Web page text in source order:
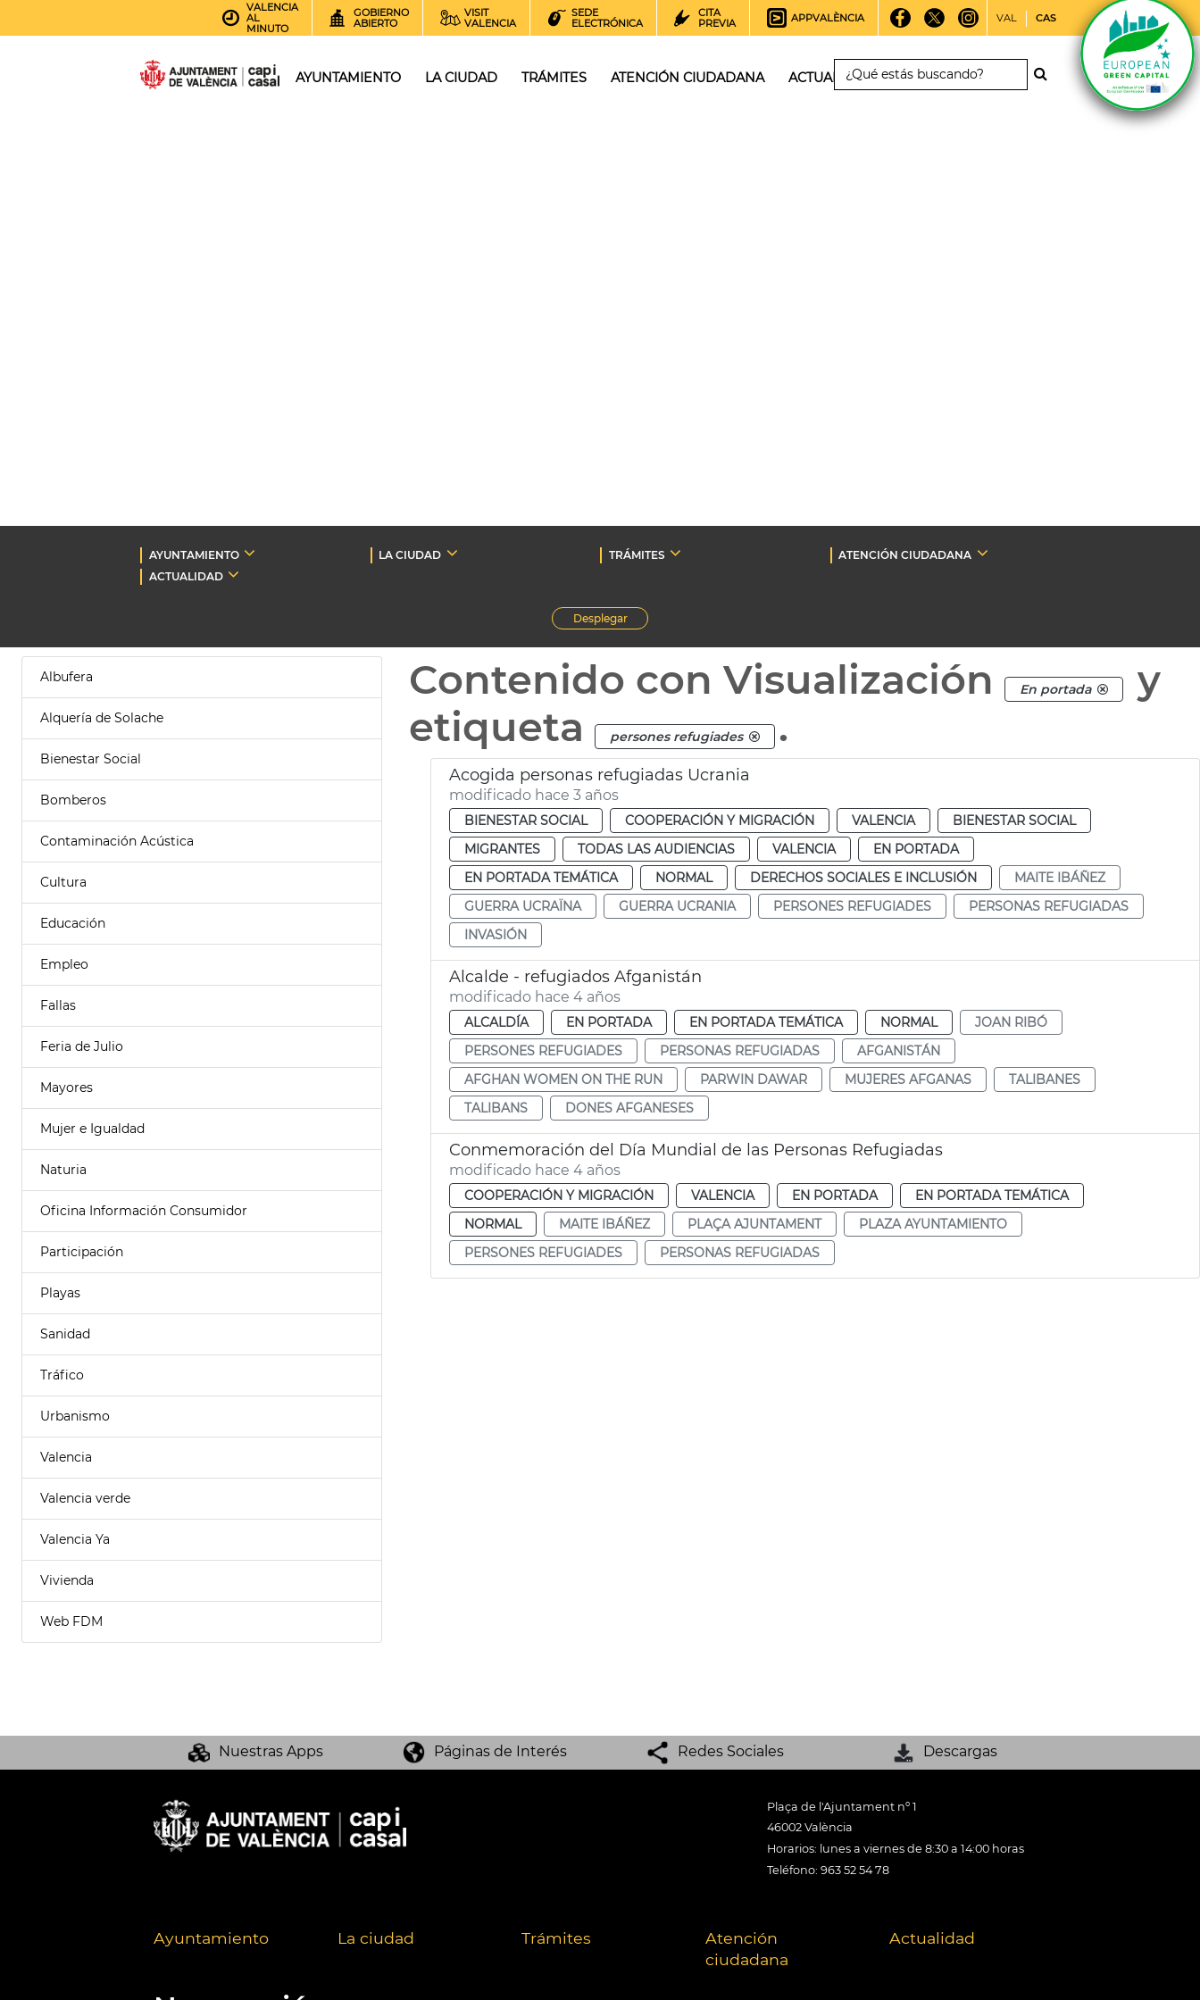
VALENCIA
AL
MINUTO
GOBIERNO
ABIERTO
VISIT
VALENCIA
SEDE
ELECTRÓNICA
CITA
PREVIA
APPVALÈNCIA VAL CAS
AYUNTAMIENTO LA CIUDAD TRÁMITES ATENCIÓN CIUDADANA ACTUALIDAD
AYUNTAMIENTO LA CIUDAD TRÁMITES
ATENCIÓN CIUDADANA
ACTUALIDAD
Desplegar
Albufera
Alquería de Solache
Bienestar Social
Bomberos
Contaminación Acústica
Cultura
Educación
Empleo
Fallas
Feria de Julio
Mayores
Mujer e Igualdad
Naturia
Oficina Información Consumidor
Participación
Playas
Sanidad
Tráfico
Urbanismo
Valencia
Valencia verde
Valencia Ya
Vivienda
Web FDM
Contenido con Visualización En portada
y
etiqueta
persones refugiades .
Acogida personas refugiadas Ucrania
modificado hace 3 años
BIENESTAR SOCIAL COOPERACIÓN Y MIGRACIÓN VALENCIA
BIENESTAR SOCIAL
MIGRANTES
TODAS LAS AUDIENCIAS VALENCIA
EN PORTADA
EN PORTADA TEMÁTICA
NORMAL DERECHOS SOCIALES E INCLUSIÓN
MAITE IBÁÑEZ
GUERRA UCRAÏNA
GUERRA UCRANIA PERSONES REFUGIADES
PERSONAS REFUGIADAS
INVASIÓN
Alcalde - refugiados Afganistán
modificado hace 4 años
ALCALDÍA EN PORTADA EN PORTADA TEMÁTICA NORMAL
JOAN RIBÓ
PERSONES REFUGIADES
PERSONAS REFUGIADAS
AFGANISTÁN
AFGHAN WOMEN ON THE RUN
PARWIN DAWAR MUJERES AFGANAS
TALIBANES
TALIBANS
DONES AFGANESES
Conmemoración del Día Mundial de las Personas Refugiadas
modificado hace 4 años
COOPERACIÓN Y MIGRACIÓN VALENCIA EN PORTADA
EN PORTADA TEMÁTICA
NORMAL
MAITE IBÁÑEZ PLAÇA AJUNTAMENT
PLAZA AYUNTAMIENTO
PERSONES REFUGIADES
PERSONAS REFUGIADAS
Nuestras Apps Páginas de Interés Redes Sociales Descargas
Plaça de l'Ajuntament nº 1
46002 València
Horarios: lunes a viernes de 8:30 a 14:00 horas
Teléfono: 963 52 54 78
Ayuntamiento La ciudad Trámites
Atención
ciudadana
Actualidad